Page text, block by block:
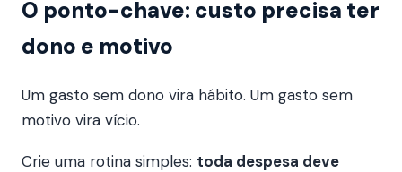
O ponto-chave: custo precisa ter
dono e motivo
Um gasto sem dono vira hábito. Um gasto sem
motivo vira vício.
Crie uma rotina simples: toda despesa deve